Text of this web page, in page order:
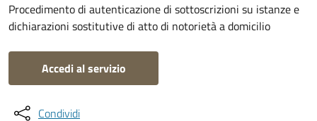
Procedimento di autenticazione di sottoscrizioni su istanze e
dichiarazioni sostitutive di atto di notorietà a domicilio
Accedi al servizio
Condividi